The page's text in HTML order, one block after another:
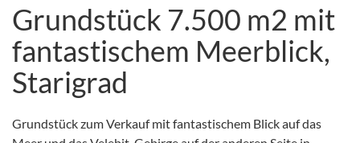
Grundstück 7.500 m2 mit
fantastischem Meerblick,
Starigrad
Grundstück zum Verkauf mit fantastischem Blick auf das